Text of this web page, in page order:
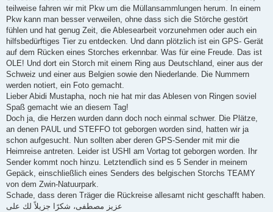
teilweise fahren wir mit Pkw um die Müllansammlungen herum. In einem
Pkw kann man besser verweilen, ohne dass sich die Störche gestört
fühlen und hat genug Zeit, die Ablesearbeit vorzunehmen oder auch ein
hilfsbedürftiges Tier zu entdecken. Und dann plötzlich ist ein GPS- Gerät
auf dem Rücken eines Storches erkennbar. Was für eine Freude. Das ist
OLE! Und dort ein Storch mit einem Ring aus Deutschland, einer aus der
Schweiz und einer aus Belgien sowie den Niederlande. Die Nummern
werden notiert, ein Foto gemacht.
Lieber Abidi Mustapha, noch nie hat mir das Ablesen von Ringen soviel
Spaß gemacht wie an diesem Tag!
Doch ja, die Herzen wurden dann doch noch einmal schwer. Die Plätze,
an denen PAUL und STEFFO tot geborgen worden sind, hatten wir ja
schon aufgesucht. Nun sollten aber deren GPS-Sender mit mir die
Heimreise antreten. Leider ist USHI am Vortag tot geborgen worden. Ihr
Sender kommt noch hinzu. Letztendlich sind es 5 Sender in meinem
Gepäck, einschließlich eines Senders des belgischen Storchs TEAMY
von dem Zwin-Natuurpark.
Schade, dass deren Träger die Rückreise allesamt nicht geschafft haben.
عزيز مصطفى، شكرًا جزيلاً لك على